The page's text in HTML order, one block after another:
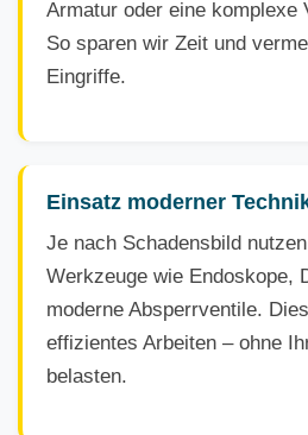
Armatur oder eine komplexe
So sparen wir Zeit und
Eingriffe.
Einsatz moderner
Je nach Schadensbild
Werkzeuge wie Endoskope,
moderne Absperrventile.
effizientes Arbeiten – ohne
belasten.